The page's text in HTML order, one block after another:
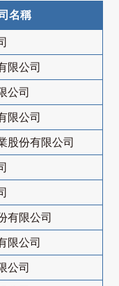
名稱
限公司
公司
限公司
股份有限公司
有限公司
限公司
公司